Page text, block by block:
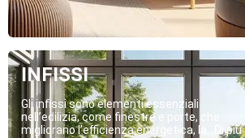
INFISSI
Gli infissi sono elementi essenziali
nell’edilizia, come finestre e porte, che
migliorano l’efficienza energetica, la...Di più